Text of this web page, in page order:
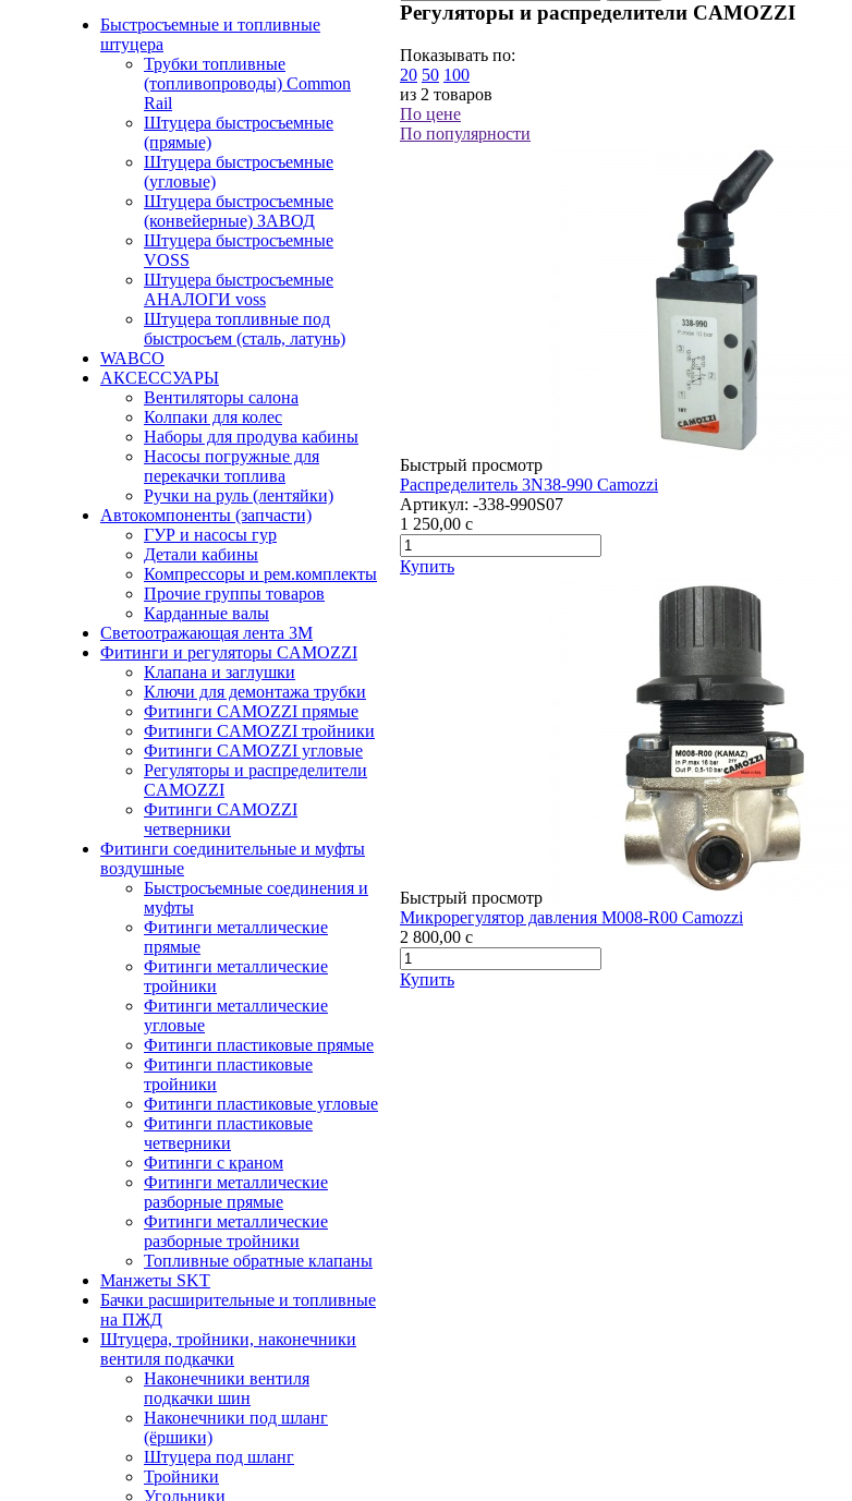
Быстросъемные и топливные
штуцера
Трубки топливные
(топливопроводы) Common
Rail
Штуцера быстросъемные
(прямые)
Штуцера быстросъемные
(угловые)
Штуцера быстросъемные
(конвейерные) ЗАВОД
Штуцера быстросъемные
VOSS
Штуцера быстросъемные
АНАЛОГИ voss
Штуцера топливные под
быстросъем (сталь, латунь)
WABCO
АКСЕССУАРЫ
Вентиляторы салона
Колпаки для колес
Наборы для продува кабины
Насосы погружные для
перекачки топлива
Ручки на руль (лентяйки)
Автокомпоненты (запчасти)
ГУР и насосы гур
Детали кабины
Компрессоры и рем.комплекты
Прочие группы товаров
Карданные валы
Светоотражающая лента 3М
Фитинги и регуляторы CAMOZZI
Клапана и заглушки
Ключи для демонтажа трубки
Фитинги CAMOZZI прямые
Фитинги CAMOZZI тройники
Фитинги CAMOZZI угловые
Регуляторы и распределители
CAMOZZI
Фитинги CAMOZZI
четверники
Фитинги соединительные и муфты
воздушные
Быстросъемные соединения и
муфты
Фитинги металлические
прямые
Фитинги металлические
тройники
Фитинги металлические
угловые
Фитинги пластиковые прямые
Фитинги пластиковые
тройники
Фитинги пластиковые угловые
Фитинги пластиковые
четверники
Фитинги с краном
Фитинги металлические
разборные прямые
Фитинги металлические
разборные тройники
Топливные обратные клапаны
Манжеты SKT
Бачки расширительные и топливные
на ПЖД
Штуцера, тройники, наконечники
вентиля подкачки
Наконечники вентиля
подкачки шин
Наконечники под шланг
(ёршики)
Штуцера под шланг
Тройники
Угольники
Регуляторы и распределители CAMOZZI
Показывать по:
20 50 100
из 2 товаров
По цене
По популярности
Быстрый просмотр
Распределитель 3N38-990 Camozzi
Артикул: -338-990S07
1 250,00 c
Купить
Быстрый просмотр
Микрорегулятор давления М008-R00 Camozzi
2 800,00 c
Купить